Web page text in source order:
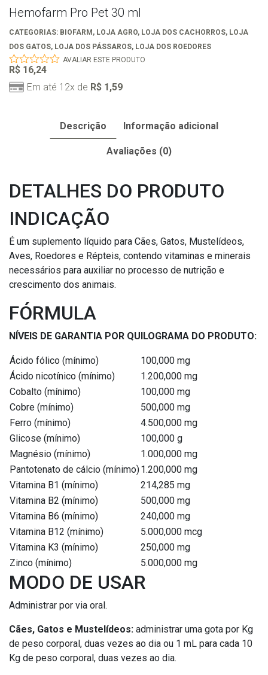
Hemofarm Pro Pet 30 ml
CATEGORIAS: BIOFARM , LOJA AGRO, LOJA DOS CACHORROS, LOJA
DOS GATOS, LOJA DOS PÁSSAROS, LOJA DOS ROEDORES
0
out
of
AVALIAR ESTE PRODUTO
R$ 16,24
Em até 12x de R$ 1,59
Descrição Informação adicional
Avaliações (0)
DETALHES DO PRODUTO
INDICAÇÃO
É um suplemento líquido para Cães, Gatos, Mustelídeos,
Aves, Roedores e Répteis, contendo vitaminas e minerais
necessários para auxiliar no processo de nutrição e
crescimento dos animais.
FÓRMULA
NÍVEIS DE GARANTIA POR QUILOGRAMA DO PRODUTO:
Ácido fólico (mínimo)
100,000 mg
Ácido nicotínico (mínimo)
1.200,000 mg
Cobalto (mínimo)
100,000 mg
Cobre (mínimo)
500,000 mg
Ferro (mínimo)
4.500,000 mg
Glicose (mínimo)
100,000 g
Magnésio (mínimo)
1.000,000 mg
Pantotenato de cálcio (mínimo)1.200,000 mg
Vitamina B1 (mínimo)
214,285 mg
Vitamina B2 (mínimo)
500,000 mg
Vitamina B6 (mínimo)
240,000 mg
Vitamina B12 (mínimo)
5.000,000 mcg
Vitamina K3 (mínimo)
250,000 mg
Zinco (mínimo)
5.000,000 mg
MODO DE USAR
Administrar por via oral.
Cães, Gatos e Mustelídeos: administrar uma gota por Kg
de peso corporal, duas vezes ao dia ou 1 mL para cada 10
Kg de peso corporal, duas vezes ao dia.